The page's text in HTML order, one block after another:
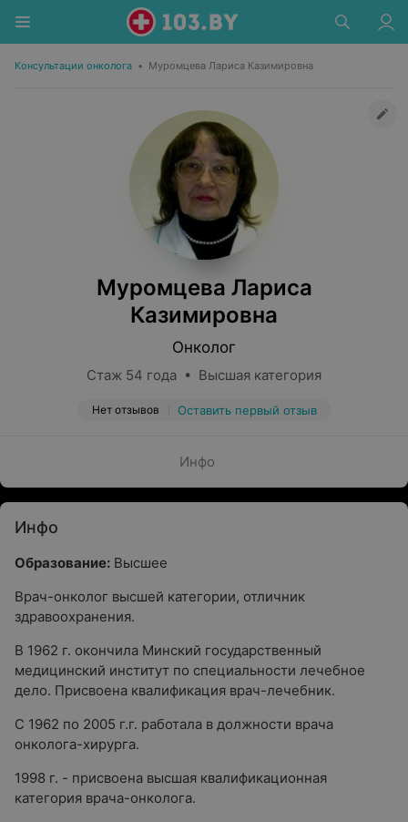
Консультации онколога • Муромцева Лариса Казимировна
Муромцева Лариса
Казимировна
Онколог
Стаж 54 года • Высшая категория
Нет отзывов Оставить первый отзыв
Инфо
Инфо
Образование: Высшее
Врач-онколог высшей категории, отличник
здравоохранения.
В 1962 г. окончила Минский государственный
медицинский институт по специальности лечебное
дело. Присвоена квалификация врач-лечебник.
С 1962 по 2005 г.г. работала в должности врача
онколога-хирурга.
1998 г. - присвоена высшая квалификационная
категория врача-онколога.